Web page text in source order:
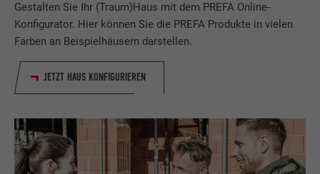
Gestalten Sie Ihr (Traum)Haus mit dem PREFA Online-
Konfigurator. Hier können Sie die PREFA Produkte in vielen
Farben an Beispielhäusern darstellen.
JETZT HAUS KONFIGURIEREN